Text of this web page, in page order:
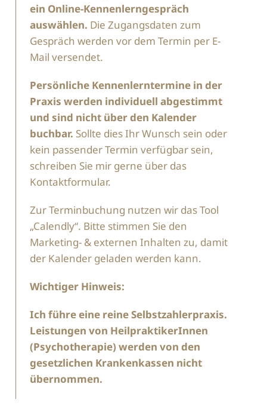
ein Online-Kennenlerngespräch
auswählen. Die Zugangsdaten zum
Gespräch werden vor dem Termin per E-
Mail versendet.
Persönliche Kennenlerntermine in der
Praxis werden individuell abgestimmt
und sind nicht über den Kalender
buchbar. Sollte dies Ihr Wunsch sein oder
kein passender Termin verfügbar sein,
schreiben Sie mir gerne über das
Kontaktformular.
Zur Terminbuchung nutzen wir das Tool
„Calendly“. Bitte stimmen Sie den
Marketing- & externen Inhalten zu, damit
der Kalender geladen werden kann.
Wichtiger Hinweis:
Ich führe eine reine Selbstzahlerpraxis.
Leistungen von HeilpraktikerInnen
(Psychotherapie) werden von den
gesetzlichen Krankenkassen nicht
übernommen.